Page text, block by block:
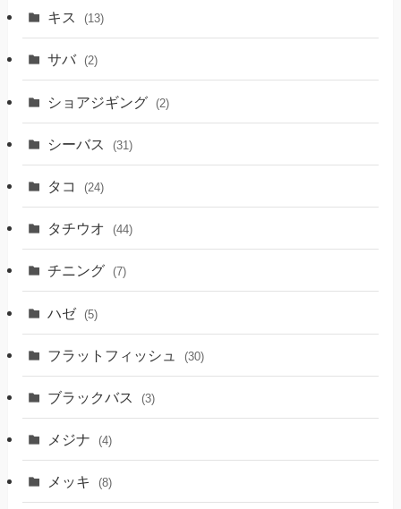
キス (13)
サバ (2)
ショアジギング (2)
シーバス (31)
タコ (24)
タチウオ (44)
チニング (7)
ハゼ (5)
フラットフィッシュ (30)
ブラックバス (3)
メジナ (4)
メッキ (8)